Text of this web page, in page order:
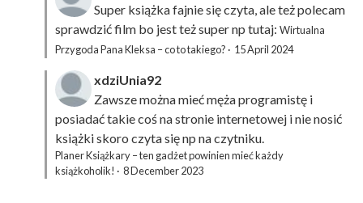
Super książka fajnie się czyta, ale też polecam
sprawdzić film bo jest też super np tutaj: Wirtualna
Przygoda Pana Kleksa – co to takiego? · 15 April 2024
xdziUnia92
Zawsze można mieć męża programistę i
posiadać takie coś na stronie internetowej i nie nosić
książki skoro czyta się np na czytniku.
Planer Książkary – ten gadżet powinien mieć każdy
książkoholik! · 8 December 2023